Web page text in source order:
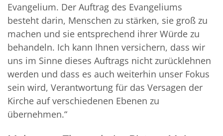
Evangelium. Der Auftrag des Evangeliums
besteht darin, Menschen zu stärken, sie groß zu
machen und sie entsprechend ihrer Würde zu
behandeln. Ich kann Ihnen versichern, dass wir
uns im Sinne dieses Auftrags nicht zurücklehnen
werden und dass es auch weiterhin unser Fokus
sein wird, Verantwortung für das Versagen der
Kirche auf verschiedenen Ebenen zu
übernehmen.“